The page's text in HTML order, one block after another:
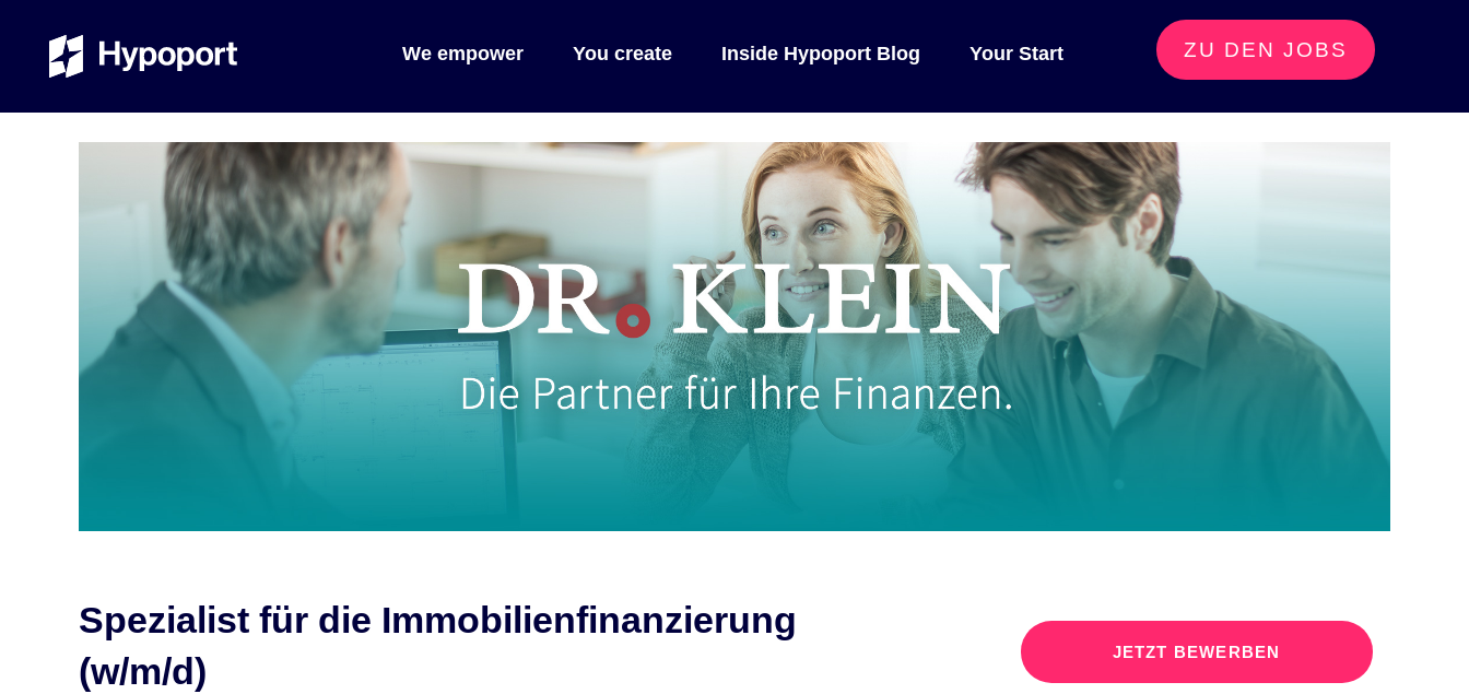
We empower You create Inside Hypoport Blog Your Start ZU DENJOBS
Spezialist für die Immobilienfinanzierung
(w/m/d)
JETZT BEWERBEN